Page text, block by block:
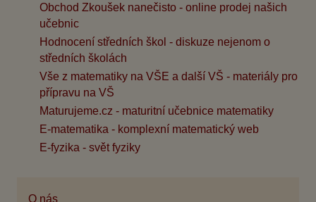
Obchod Zkoušek nanečisto - online prodej našich
učebnic
Hodnocení středních škol - diskuze nejenom o
středních školách
Vše z matematiky na VŠE a další VŠ - materiály pro
přípravu na VŠ
Maturujeme.cz - maturitní učebnice matematiky
E-matematika - komplexní matematický web
E-fyzika - svět fyziky
O nás